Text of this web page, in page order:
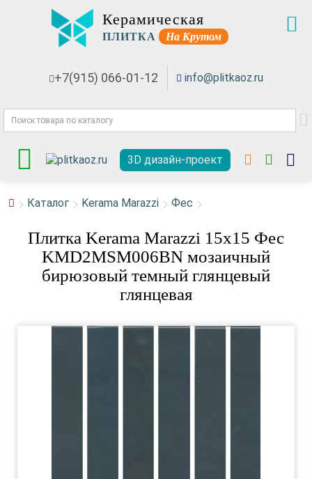
Керамическая
ПЛИТКА На Крутом
+7(915) 066-01-12 info@plitkaoz.ru
3D дизайн-проект
Каталог Kerama Marazzi Фес
Плитка Kerama Marazzi 15x15 Фес
KMD2MSM006BN мозаичный
бирюзовый темный глянцевый
глянцевая